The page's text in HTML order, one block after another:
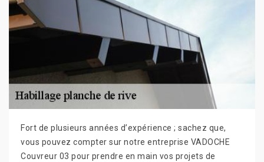
Fort de plusieurs années d’expérience ; sachez que,
vous pouvez compter sur notre entreprise VADOCHE
Couvreur 03 pour prendre en main vos projets de